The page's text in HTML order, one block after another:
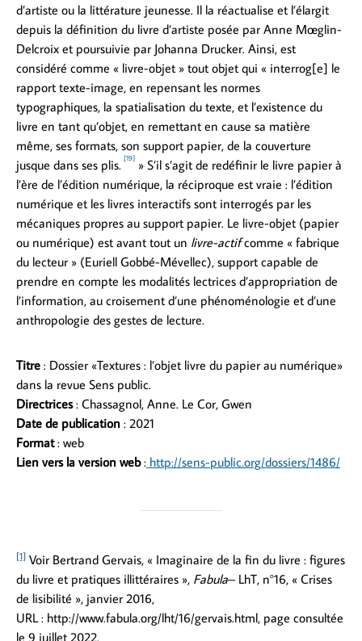
d’artiste ou la littérature jeunesse. Il la réactualise et l’élargit
depuis la définition du livre d’artiste posée par Anne Mœglin-
Delcroix et poursuivie par Johanna Drucker. Ainsi, est
considéré comme « livre-objet » tout objet qui « interrog[e] le
rapport texte-image, en repensant les normes
typographiques, la spatialisation du texte, et l’existence du
livre en tant qu’objet, en remettant en cause sa matière
même, ses formats, son support papier, de la couverture
jusque dans ses plis. [19] » S’il s’agit de redéfinir le livre papier à
l’ère de l’édition numérique, la réciproque est vraie : l’édition
numérique et les livres interactifs sont interrogés par les
mécaniques propres au support papier. Le livre-objet (papier
ou numérique) est avant tout un livre-actifcomme « fabrique
du lecteur » (Euriell Gobbé-Mévellec), support capable de
prendre en compte les modalités lectrices d’appropriation de
l’information, au croisement d’une phénoménologie et d’une
anthropologie des gestes de lecture.
Titre : Dossier «Textures : l’objet livre du papier au numérique»
dans la revue Sens public.
Directrices: Chassagnol, Anne. Le Cor, Gwen
Date de publication : 2021
Format: web
Lien vers la version web: http://sens-public.org/dossiers/1486/
[1] Voir Bertrand Gervais, « Imaginaire de la fin du livre : figures
du livre et pratiques illittéraires », Fabula– LhT, n°16, « Crises
de lisibilité », janvier 2016,
URL : http://www.fabula.org/lht/16/gervais.html, page consultée
le 9 juillet 2022.